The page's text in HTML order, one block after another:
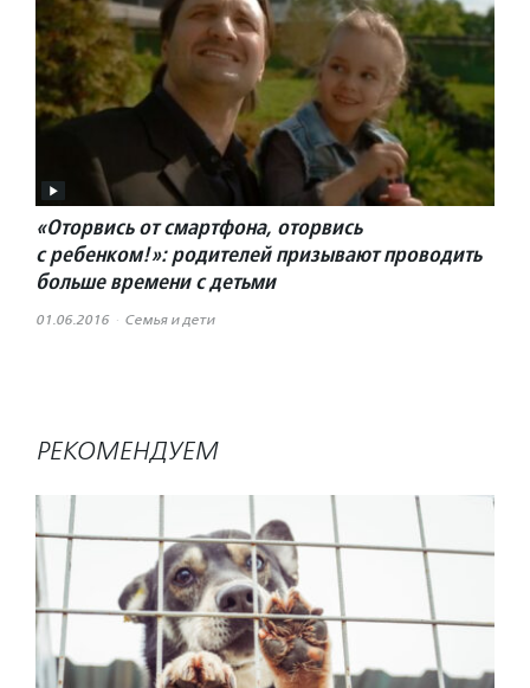
«Оторвись от смартфона, оторвись
с ребенком!»: родителей призывают проводить
больше времени с детьми
01.06.2016 · Семья и дети
РЕКОМЕНДУЕМ